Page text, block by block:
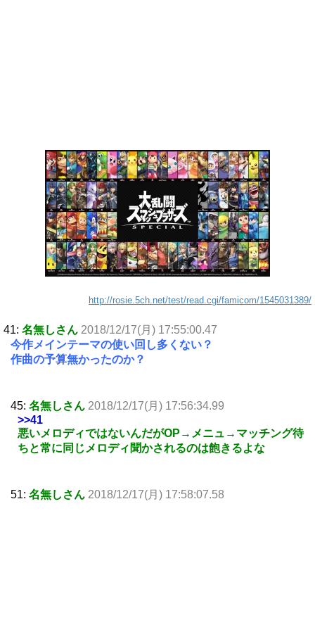
http://rosie.5ch.net/test/read.cgi/famicom/1545031389/
41: 名無しさん 2018/12/17(月) 17:55:00.47
今作メインテーマの使い回し多くない？
作曲の予算無かったのか？
45: 名無しさん 2018/12/17(月) 17:56:34.99
>>41
悪いメロディではないんだがOP→メニュ→マッチング待
ちと常に同じメロディ聞かされるのは飽きるよな
51: 名無しさん 2018/12/17(月) 17:58:07.58